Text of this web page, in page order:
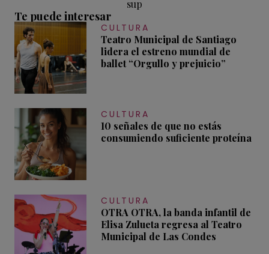
sup
Te puede interesar
CULTURA
Teatro Municipal de Santiago
lidera el estreno mundial de
ballet “Orgullo y prejuicio”
CULTURA
10 señales de que no estás
consumiendo suficiente proteína
CULTURA
OTRA OTRA, la banda infantil de
Elisa Zulueta regresa al Teatro
Municipal de Las Condes